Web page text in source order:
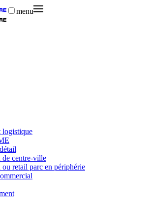
menu
logistique
de centre-ville
ou retail parc en périphérie